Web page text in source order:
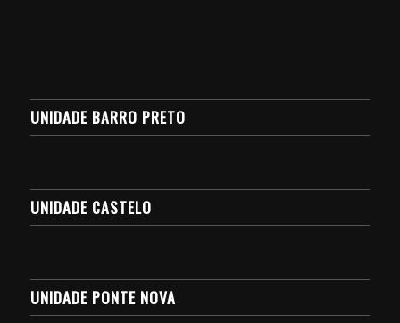
UNIDADE BARRO PRETO
UNIDADE CASTELO
UNIDADE PONTE NOVA